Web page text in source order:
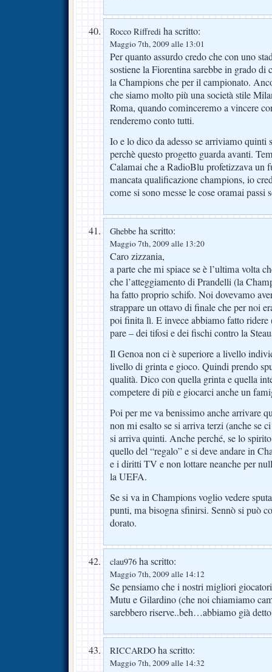
Rocco Riffredi ha scritto:
Maggio 7th, 2009 alle 13:01
Per quanto assurdo credo che con uno
sostiene la Fiorentina sarebbe in grado
la Champions che per il campionato.
che siamo molto più una società stile
Roma, quando cominceremo a vincere
renderemo conto tutti.
Io e lo dico da adesso se arriviamo quinti
perchè questo progetto guarda avanti.
Calamai che a RadioBlu profetizzava un
mancata qualificazione champions, io
come si sono messe le cose oramai
Ghebbe ha scritto:
Maggio 7th, 2009 alle 13:20
Caro zizzania,
a parte che mi spiace se è l’ultima volta
che l’atteggiamento di Prandelli (la
ha fatto proprio schifo. Noi dovevamo
strappare un ottavo di finale che per noi
poi finita lì. E invece abbiamo fatto ridere
pare – dei tifosi e dei fischi contro la
Il Genoa non ci è superiore a livello
livello di grinta e gioco. Quindi prendo
qualità. Dico con quella grinta e quella
competere di più e giocarci anche un
Poi per me va benissimo anche arrivare
non mi esalto se si arriva terzi (anche se
si arriva quinti. Anche perché, se lo
quello del “regalo” e si deve andare in
e i diritti TV e non lottare neanche per
la UEFA.
Se si va in Champions voglio vedere
punti, ma bisogna sfinirsi. Sennò si può
dorato.
clau976 ha scritto:
Maggio 7th, 2009 alle 14:12
Se pensiamo che i nostri migliori
Mutu e Gilardino (che noi chiamiamo
sarebbero riserve..beh…abbiamo già
RICCARDO ha scritto:
Maggio 7th, 2009 alle 14:32